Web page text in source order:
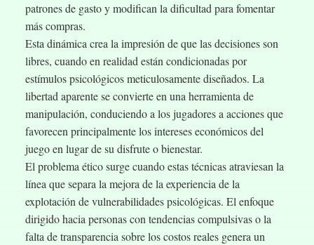
patrones de gasto y modifican la dificultad para fomentar
más compras.
Esta dinámica crea la impresión de que las decisiones son
libres, cuando en realidad están condicionadas por
estímulos psicológicos meticulosamente diseñados. La
libertad aparente se convierte en una herramienta de
manipulación, conduciendo a los jugadores a acciones que
favorecen principalmente los intereses económicos del
juego en lugar de su disfrute o bienestar.
El problema ético surge cuando estas técnicas atraviesan la
línea que separa la mejora de la experiencia de la
explotación de vulnerabilidades psicológicas. El enfoque
dirigido hacia personas con tendencias compulsivas o la
falta de transparencia sobre los costos reales genera un